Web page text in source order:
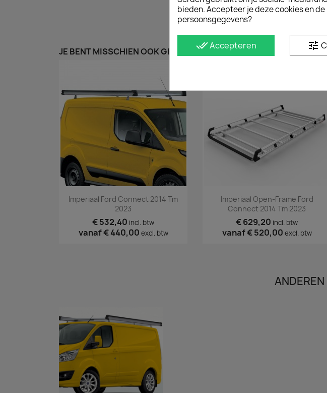
JE BENT MISSCHIEN OOK GEÏNTERESSEERD IN
Snel bekijken
Imperiaal Ford Connect 2014 Tm
2023
€ 532,40 incl. btw
vanaf€ 440,00 excl. btw
Snel bekijken
Imperiaal Open-Frame Ford
Connect 2014 Tm 2023
€ 629,20 incl. btw
vanaf€ 520,00 excl. btw
bieden. Accepteer je deze cookies en
persoonsgegevens?
done_allAccepteren tune